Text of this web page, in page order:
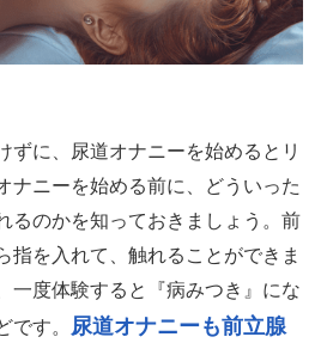
ずに、尿道オナニーを始めるとリ
ナニーを始める前に、どういった
るのかを知っておきましょう。前
指を入れて、触れることができま
一度体験すると『病みつき』にな
です。 尿道オナニーも前立腺